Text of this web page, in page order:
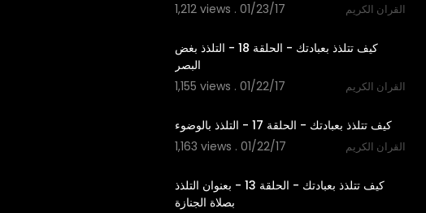
1,212 views . 01/23/17
القران الكريم
‫كيف تتلذذ بعبادتك - الحلقة 18 - التلذذ بغض
1,155 views . 01/22/17
القران الكريم
‫كيف تتلذذ بعبادتك - الحلقة 17 - التلذذ بالوضوء‬‎
1,163 views . 01/22/17
القران الكريم
‫كيف تتلذذ بعبادتك - الحلقة 13 - بعنوان التلذذ